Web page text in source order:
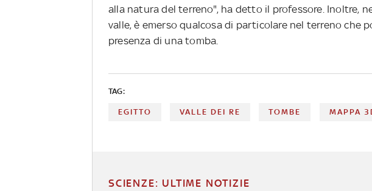
alla natura del terreno", ha detto il professore. Inoltre,
valle, è emerso qualcosa di particolare nel terreno che
presenza di una tomba.
TAG:
EGITTO VALLE DEI RE TOMBE MAPPA
SCIENZE: ULTIME NOTIZIE